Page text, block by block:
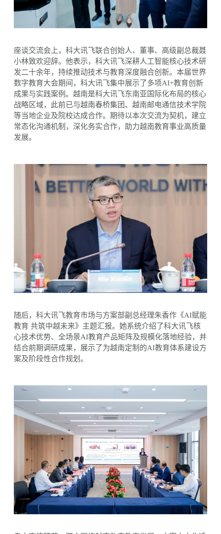
座谈交流会上，科大讯飞联合创始人、董事、高级副总裁聂
小林致欢迎辞。他表示，科大讯飞深耕人工智能核心技术研
发二十余年，持续推动技术与教育深度融合创新。本届世界
数字教育大会期间，科大讯飞集中展示了多项AI+教育创新
成果与实践案例。越南是科大讯飞东南亚国际化布局的核心
战略区域，此前已与越南春桥集团、越南邮电通信技术学院
等当地企业及院校达成合作。期待以本次交流为契机，建立
常态化沟通机制，深化务实合作，助力越南教育事业高质量
发展。
随后，科大讯飞教育市场与方案部副总经理朱香作《AI赋能
教育 共筑中越未来》主题汇报。她系统介绍了科大讯飞核
心技术优势、全场景AI教育产品矩阵及规模化落地经验，并
结合前期调研成果，展示了为越南定制的AI教育体系建设方
案及阶段性合作规划。